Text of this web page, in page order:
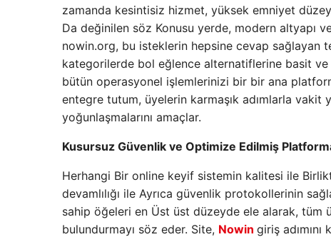
zamanda kesintisiz hizmet, yüksek emniyet
Da değinilen söz Konusu yerde, modern altyapı
nowin.org, bu isteklerin hepsine cevap sağlayan
kategorilerde bol eğlence alternatiflerine basit ve
bütün operasyonel işlemlerinizi bir bir ana
entegre tutum, üyelerin karmaşık adımlarla
yoğunlaşmalarını amaçlar.
Kusursuz Güvenlik ve Optimize Edilmiş
Herhangi Bir online keyif sistemin kalitesi ile
devamlılığı ile Ayrıca güvenlik protokollerinin
sahip öğeleri en Üst üst düzeyde ele alarak, tüm
bulundurmayı söz eder. Site, Nowin giriş adımını